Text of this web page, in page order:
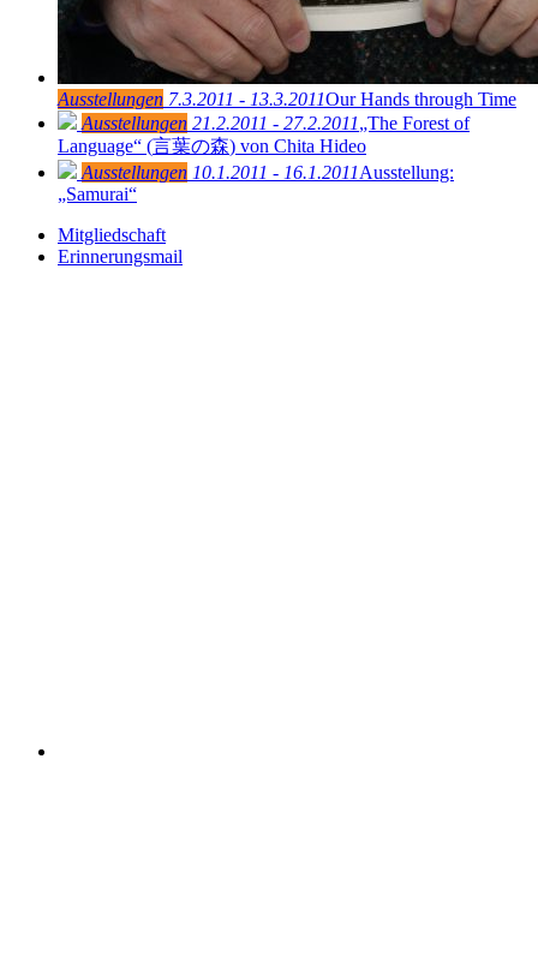
Ausstellungen 7.3.2011 - 13.3.2011Our Hands through Time
Ausstellungen 21.2.2011 - 27.2.2011„The Forest of
Language“ (言葉の森) von Chita Hideo
Ausstellungen 10.1.2011 - 16.1.2011Ausstellung:
„Samurai“
Mitgliedschaft
Erinnerungsmail